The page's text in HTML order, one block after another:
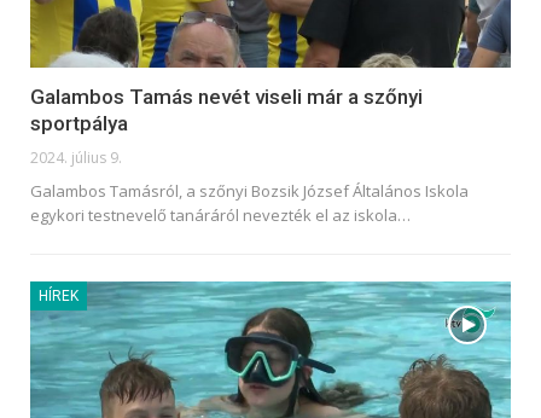
Galambos Tamás nevét viseli már a szőnyi
sportpálya
2024. július 9.
Galambos Tamásról, a szőnyi Bozsik József Általános Iskola
egykori testnevelő tanáráról nevezték el az iskola…
HÍREK